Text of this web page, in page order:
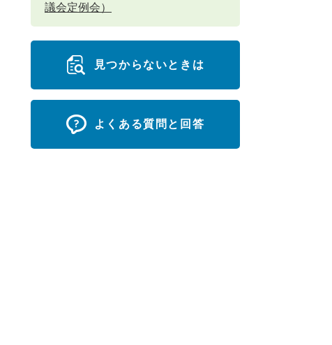
議会定例会）
見つからないときは
よくある質問と回答